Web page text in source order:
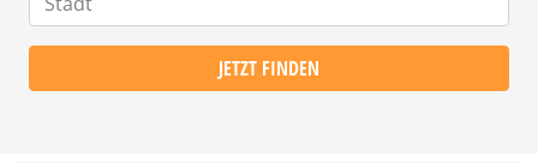
JETZT FINDEN